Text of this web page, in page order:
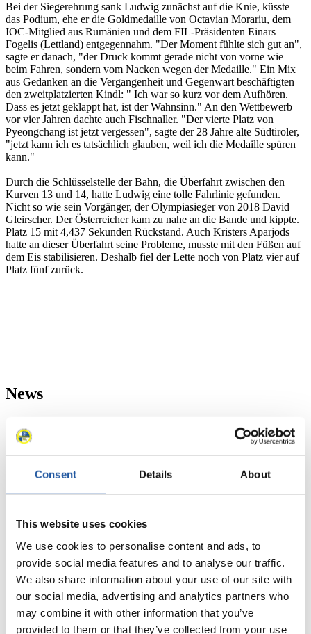
Consent Details About
This website uses cookies
We use cookies to personalise content and ads, to
provide social media features and to analyse our traffic.
We also share information about your use of our site with
our social media, advertising and analytics partners who
may combine it with other information that you’ve
provided to them or that they’ve collected from your use
Bei der Siegerehrung sank Ludwig zunächst auf die Knie, küsste
das Podium, ehe er die Goldmedaille von Octavian Morariu, dem
IOC-Mitglied aus Rumänien und dem FIL-Präsidenten Einars
Fogelis (Lettland) entgegennahm. "Der Moment fühlte sich gut an",
sagte er danach, "der Druck kommt gerade nicht von vorne wie
beim Fahren, sondern vom Nacken wegen der Medaille." Ein Mix
aus Gedanken an die Vergangenheit und Gegenwart beschäftigten
den zweitplatzierten Kindl: " Ich war so kurz vor dem Aufhören.
Dass es jetzt geklappt hat, ist der Wahnsinn." An den Wettbewerb
vor vier Jahren dachte auch Fischnaller. "Der vierte Platz von
Pyeongchang ist jetzt vergessen", sagte der 28 Jahre alte Südtiroler,
"jetzt kann ich es tatsächlich glauben, weil ich die Medaille spüren
kann."
Durch die Schlüsselstelle der Bahn, die Überfahrt zwischen den
Kurven 13 und 14, hatte Ludwig eine tolle Fahrlinie gefunden.
Nicht so wie sein Vorgänger, der Olympiasieger von 2018 David
Gleirscher. Der Österreicher kam zu nahe an die Bande und kippte.
Platz 15 mit 4,437 Sekunden Rückstand. Auch Kristers Aparjods
hatte an dieser Überfahrt seine Probleme, musste mit den Füßen auf
dem Eis stabilisieren. Deshalb fiel der Lette noch von Platz vier auf
Platz fünf zurück.
News
Rennkalender
Kunstbahn Rodeln Alpin Rodeln Rennkalender als PDF
Aktuell Gesamtstände
FIL LIVE TV
Live StreamingKunstbahnRodelnLive Streaming Alpin
Highlights YOG Gangwon 2024